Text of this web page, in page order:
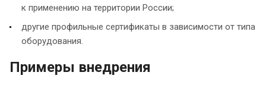
к применению на территории России;
другие профильные сертификаты в зависимости от типа
оборудования.
Примеры внедрения